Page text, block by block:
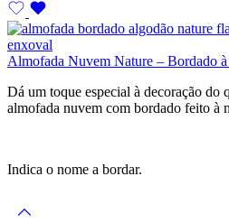
Almofada Nuvem Nature – Bordado
Dá um toque especial à decoração do
almofada nuvem com bordado feito à
Indica o nome a bordar.